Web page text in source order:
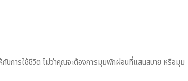
กับการใช้ชีวิต ไม่ว่าคุณจะต้องการมุมพักผ่อนที่แสนสบาย หรือมุม